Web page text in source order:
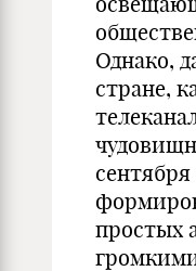
Однако,
стране,
сентября
простых